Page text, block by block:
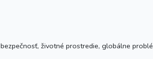
životné prostredie, globálne